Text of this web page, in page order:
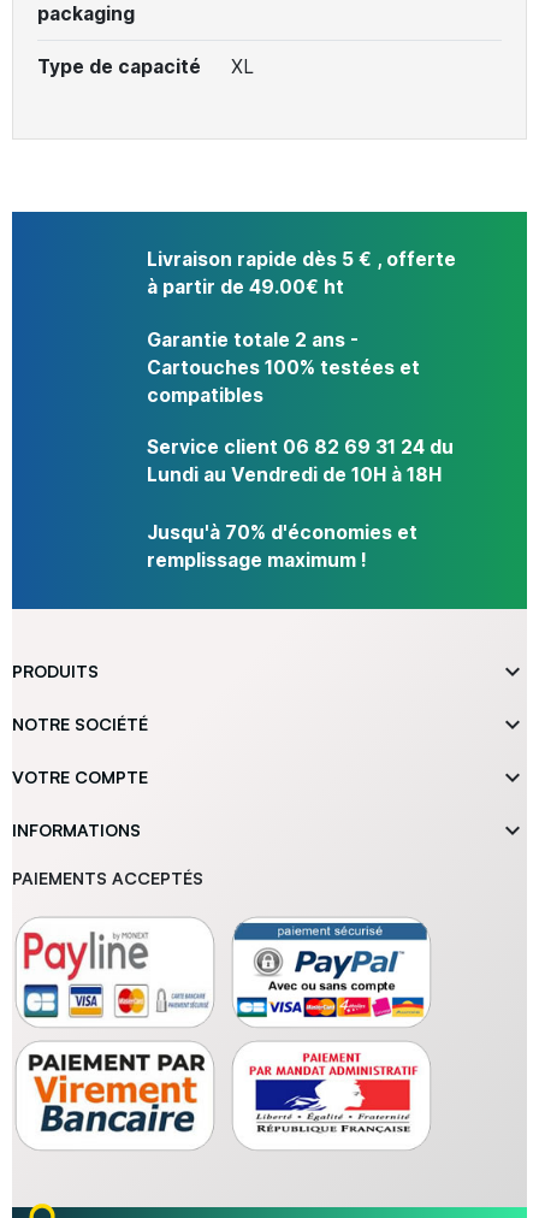
packaging
Type de capacité XL
Livraison rapide dès 5 € , offerte
à partir de 49.00€ ht
Garantie totale 2 ans -
Cartouches 100% testées et
compatibles
Service client 06 82 69 31 24 du
Lundi au Vendredi de 10H à 18H
Jusqu'à 70% d'économies et
remplissage maximum !
PRODUITS 
NOTRE SOCIÉTÉ 
VOTRE COMPTE 
INFORMATIONS 
PAIEMENTS ACCEPTÉS